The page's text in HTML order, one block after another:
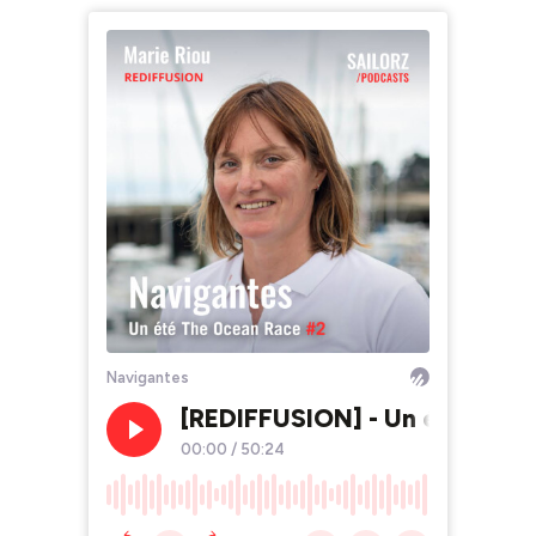
Navigantes
[REDIFFUSION] - Un été
00:00 / 50:24